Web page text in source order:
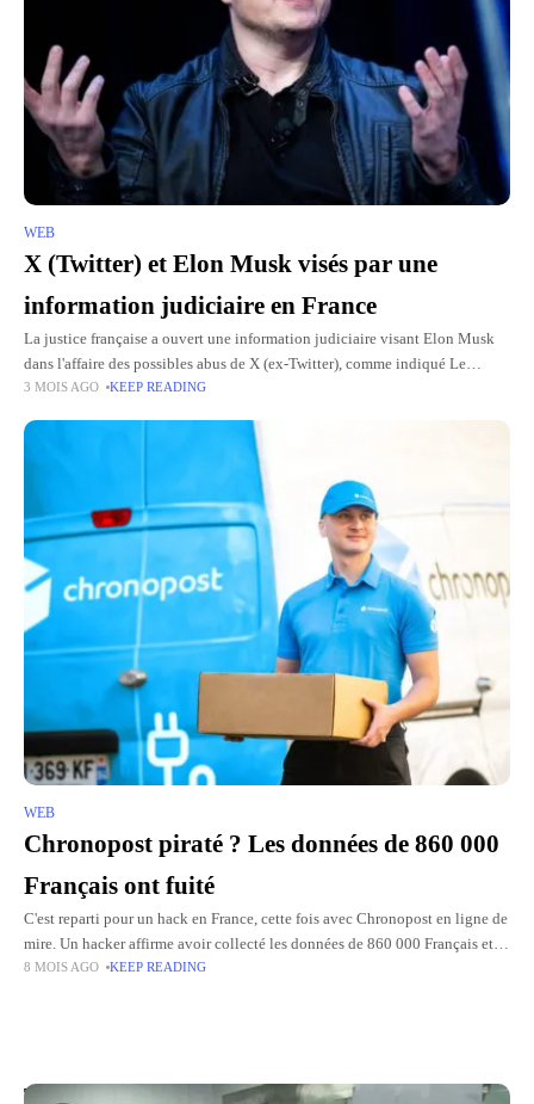
WEB
X (Twitter) et Elon Musk visés par une
information judiciaire en France
La justice française a ouvert une information judiciaire visant Elon Musk
dans l'affaire des possibles abus de X (ex-Twitter), comme indiqué Le
monde. Ce changement de cadre fait entrer l'affaire
3 MOIS AGO KEEP READING
WEB
Chronopost piraté ? Les données de 860 000
Français ont fuité
C'est reparti pour un hack en France, cette fois avec Chronopost en ligne de
mire. Un hacker affirme avoir collecté les données de 860 000 Français et
semble avoir un
8 MOIS AGO KEEP READING
Top Picks for You